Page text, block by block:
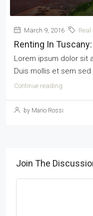
March 9, 2016 Real
Renting In
Lorem ipsum dolor sit
Duis mollis et sem sed
Continue reading
by Mario Rossi
Join The